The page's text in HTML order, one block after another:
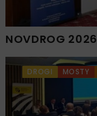
NOVDROG 2026
DROGI MOSTY